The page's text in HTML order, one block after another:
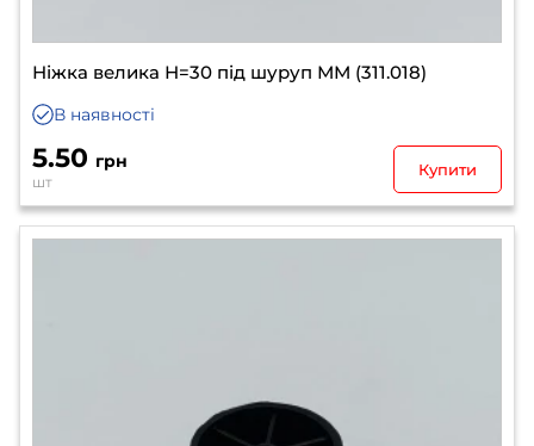
Ніжка велика Н=30 під шуруп ММ (311.018)
В наявності
5.50 грн
шт
Купити